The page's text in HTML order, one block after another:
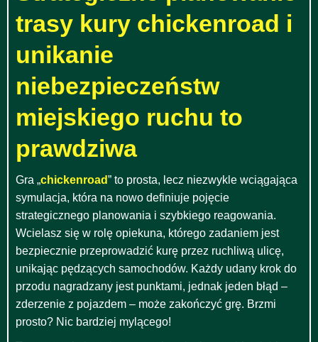
trasy kury chickenroad i
unikanie
niebezpieczeństw
miejskiego ruchu to
prawdziwa
Gra „chickenroad” to prosta, lecz niezwykle wciągająca
symulacja, która na nowo definiuje pojęcie
strategicznego planowania i szybkiego reagowania.
Wcielasz się w rolę opiekuna, którego zadaniem jest
bezpiecznie przeprowadzić kurę przez ruchliwą ulicę,
unikając pędzących samochodów. Każdy udany krok do
przodu nagradzany jest punktami, jednak jeden błąd –
zderzenie z pojazdem – może zakończyć grę. Brzmi
prosto? Nic bardziej mylącego!